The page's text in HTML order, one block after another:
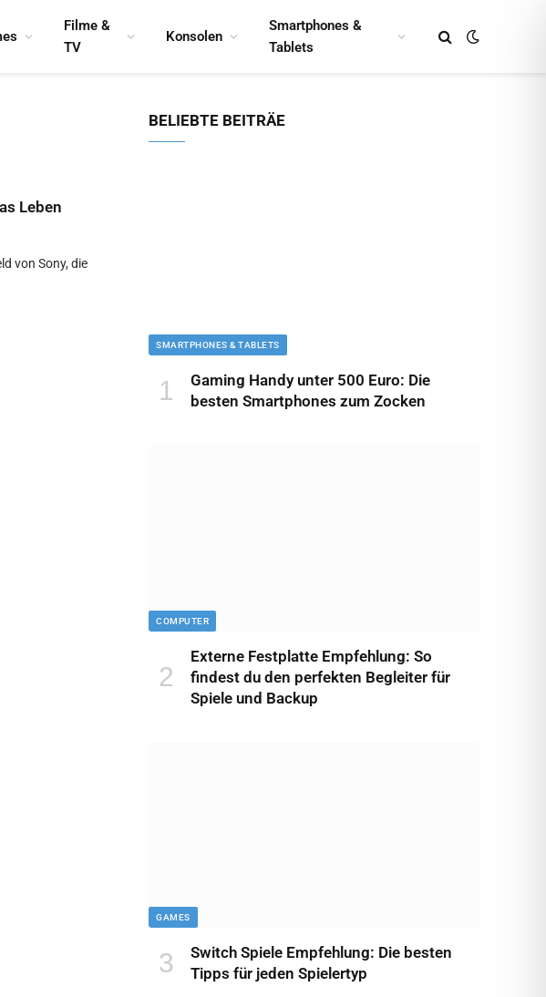
Filme &
TV
Konsolen
Smartphones &
Tablets
Leben
von Sony, die
BELIEBTE BEITRÄE
SMARTPHONES & TABLETS
Gaming Handy unter 500 Euro: Die
besten Smartphones zum Zocken
COMPUTER
Externe Festplatte Empfehlung: So
findest du den perfekten Begleiter für
Spiele und Backup
GAMES
Switch Spiele Empfehlung: Die besten
Tipps für jeden Spielertyp